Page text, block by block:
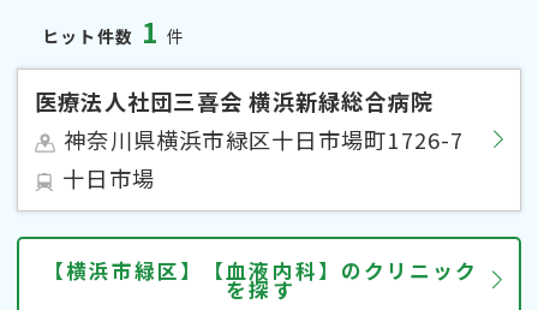
ヒット件数 1 件
医療法人社団三喜会 横浜新緑総合病院
神奈川県横浜市緑区十日市場町1726-7
十日市場
【横浜市緑区】【血液内科】のクリニック
を探す